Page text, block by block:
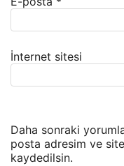
İnternet sitesi
Daha sonraki
posta adresim ve
kaydedilsin.